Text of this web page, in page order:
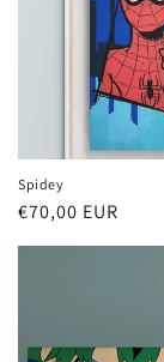
Spidey
Prix
€70,00 EUR